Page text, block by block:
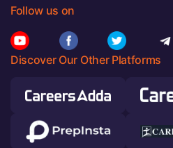
Follow us on
Discover Our Other Platforms